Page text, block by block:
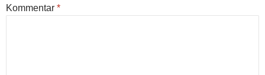
Kommentar *